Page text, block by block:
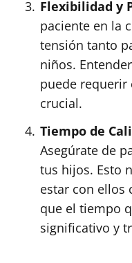
Flexibilidad y
paciente en la
tensión tanto
niños.
puede requerir
crucial.
Tiempo de
Asegúrate de
tus hijos. Esto
estar con ellos
que el tiempo
significativo y